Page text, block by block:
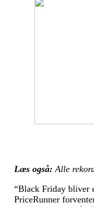
Læs også: Alle
“Black Friday bliver
PriceRunner